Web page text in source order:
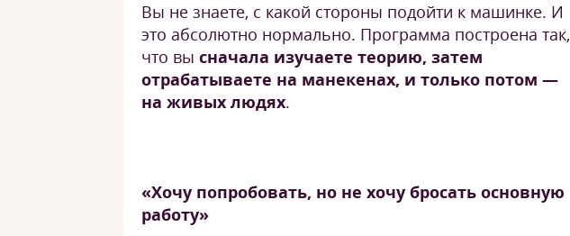
Вы не знаете, с какой стороны подойти к машинке. И
это абсолютно нормально. Программа построена так,
что вы сначала изучаете теорию, затем
отрабатываете на манекенах, и только потом —
на живых людях.
«Хочу попробовать, но не хочу бросать основную
работу»